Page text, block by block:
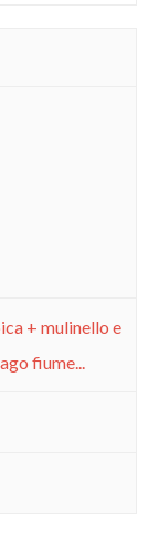
+ mulinello e
fiume...